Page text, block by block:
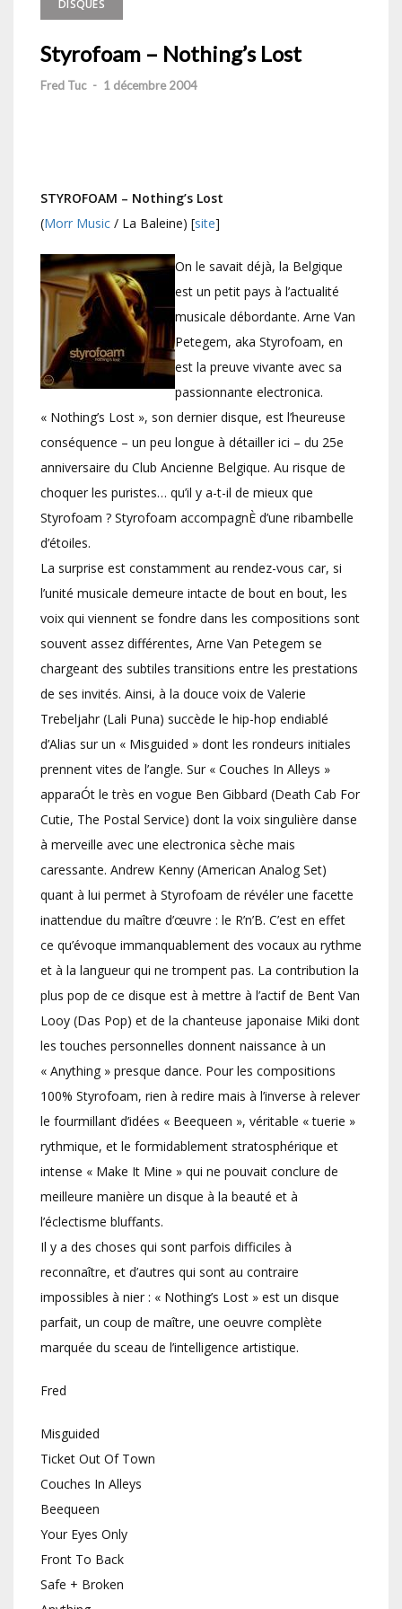
DISQUES
Styrofoam – Nothing’s Lost
Fred Tuc - 1 décembre 2004
STYROFOAM – Nothing’s Lost
(Morr Music / La Baleine) [site]
On le savait déjà, la Belgique
est un petit pays à l’actualité
musicale débordante. Arne Van
Petegem, aka Styrofoam, en
est la preuve vivante avec sa
passionnante electronica.
« Nothing’s Lost », son dernier disque, est l’heureuse
conséquence – un peu longue à détailler ici – du 25e
anniversaire du Club Ancienne Belgique. Au risque de
choquer les puristes… qu’il y a-t-il de mieux que
Styrofoam ? Styrofoam accompagnÈ d’une ribambelle
d’étoiles.
La surprise est constamment au rendez-vous car, si
l’unité musicale demeure intacte de bout en bout, les
voix qui viennent se fondre dans les compositions sont
souvent assez différentes, Arne Van Petegem se
chargeant des subtiles transitions entre les prestations
de ses invités. Ainsi, à la douce voix de Valerie
Trebeljahr (Lali Puna) succède le hip-hop endiablé
d’Alias sur un « Misguided » dont les rondeurs initiales
prennent vites de l’angle. Sur « Couches In Alleys »
apparaÓt le très en vogue Ben Gibbard (Death Cab For
Cutie, The Postal Service) dont la voix singulière danse
à merveille avec une electronica sèche mais
caressante. Andrew Kenny (American Analog Set)
quant à lui permet à Styrofoam de révéler une facette
inattendue du maître d’œuvre : le R’n’B. C’est en effet
ce qu’évoque immanquablement des vocaux au rythme
et à la langueur qui ne trompent pas. La contribution la
plus pop de ce disque est à mettre à l’actif de Bent Van
Looy (Das Pop) et de la chanteuse japonaise Miki dont
les touches personnelles donnent naissance à un
« Anything » presque dance. Pour les compositions
100% Styrofoam, rien à redire mais à l’inverse à relever
le fourmillant d’idées « Beequeen », véritable « tuerie »
rythmique, et le formidablement stratosphérique et
intense « Make It Mine » qui ne pouvait conclure de
meilleure manière un disque à la beauté et à
l’éclectisme bluffants.
Il y a des choses qui sont parfois difficiles à
reconnaître, et d’autres qui sont au contraire
impossibles à nier : « Nothing’s Lost » est un disque
parfait, un coup de maître, une oeuvre complète
marquée du sceau de l’intelligence artistique.
Fred
Misguided
Ticket Out Of Town
Couches In Alleys
Beequeen
Your Eyes Only
Front To Back
Safe + Broken